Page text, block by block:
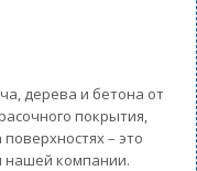
дерева и бетона от
покрытия,
– это
нашей компании.